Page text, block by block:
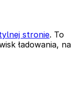
stronie. To
ładowania, na